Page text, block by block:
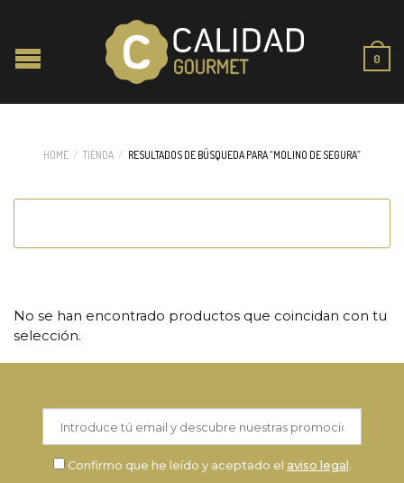
0
HOME / TIENDA / RESULTADOS DE BÚSQUEDA PARA “MOLINO DE SEGURA”
No se han encontrado productos que coincidan con tu
selección.
Confirmo que he leído y aceptado el aviso legal.